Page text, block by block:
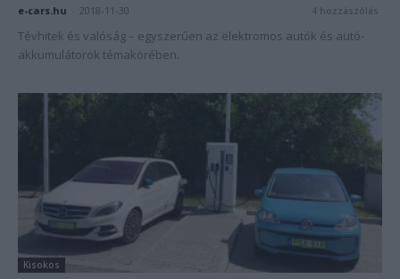
e-cars.hu 2018-11-30 4 hozzászólás
Tévhitek és valóság – egyszerűen az elektromos autók és autó-
akkumulátorok témakörében.
Kisokos